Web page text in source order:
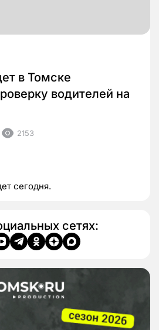
в Томске
водителей на
2153
сегодня.
сетях: